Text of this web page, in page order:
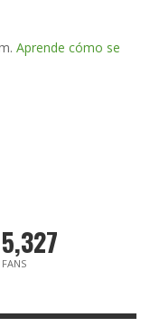
Aprende cómo se
5,327
FANS